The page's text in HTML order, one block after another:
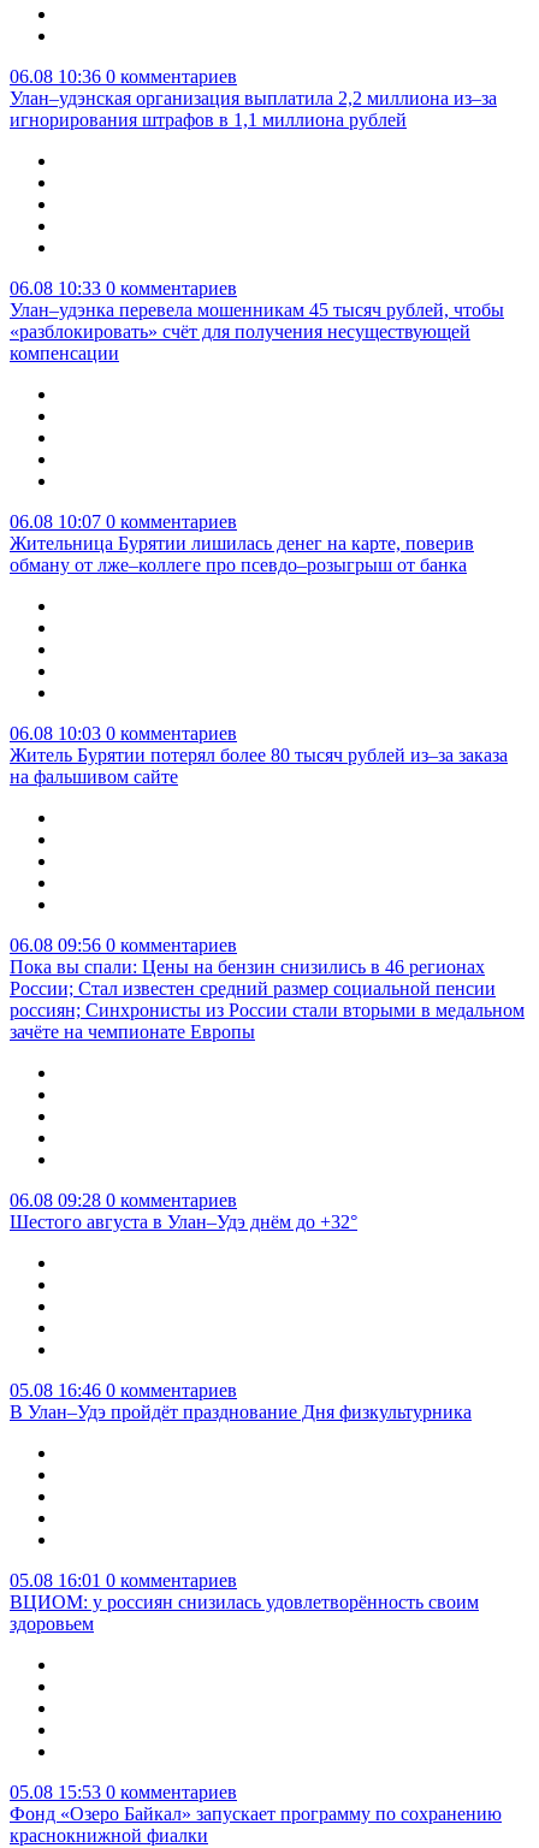
06.08 10:36 0 комментариев
Улан–удэнская организация выплатила 2,2 миллиона из–за
игнорирования штрафов в 1,1 миллиона рублей
06.08 10:33 0 комментариев
Улан–удэнка перевела мошенникам 45 тысяч рублей, чтобы
«разблокировать» счёт для получения несуществующей
компенсации
06.08 10:07 0 комментариев
Жительница Бурятии лишилась денег на карте, поверив
обману от лже–коллеге про псевдо–розыгрыш от банка
06.08 10:03 0 комментариев
Житель Бурятии потерял более 80 тысяч рублей из–за заказа
на фальшивом сайте
06.08 09:56 0 комментариев
Пока вы спали: Цены на бензин снизились в 46 регионах
России; Стал известен средний размер социальной пенсии
россиян; Синхронисты из России стали вторыми в медальном
зачёте на чемпионате Европы
06.08 09:28 0 комментариев
Шестого августа в Улан–Удэ днём до +32°
05.08 16:46 0 комментариев
В Улан–Удэ пройдёт празднование Дня физкультурника
05.08 16:01 0 комментариев
ВЦИОМ: у россиян снизилась удовлетворённость своим
здоровьем
05.08 15:53 0 комментариев
Фонд «Озеро Байкал» запускает программу по сохранению
краснокнижной фиалки